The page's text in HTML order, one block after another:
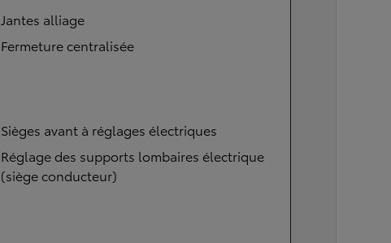
Jantes alliage
Fermeture centralisée
Sièges avant à réglages électriques
Réglage des supports lombaires électrique
(siège conducteur)